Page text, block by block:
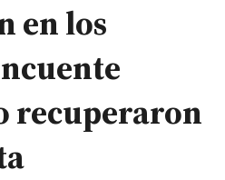
en los
recuperaron